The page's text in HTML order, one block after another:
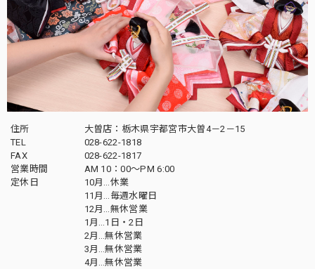
住所
大曽店：栃木県宇都宮市大曽4－2－15
TEL
028-622-1818
FAX
028-622-1817
営業時間
AM 10：00～PM 6:00
定休日
10月…休業
11月…毎週水曜日
12月…無休営業
1月…1日・2日
2月…無休営業
3月…無休営業
4月…無休営業